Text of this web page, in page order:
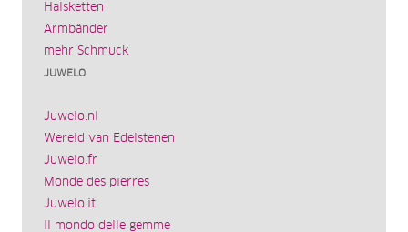
Halsketten
Armbänder
mehr Schmuck
JUWELO
Juwelo.nl
Wereld van Edelstenen
Juwelo.fr
Monde des pierres
Juwelo.it
Il mondo delle gemme